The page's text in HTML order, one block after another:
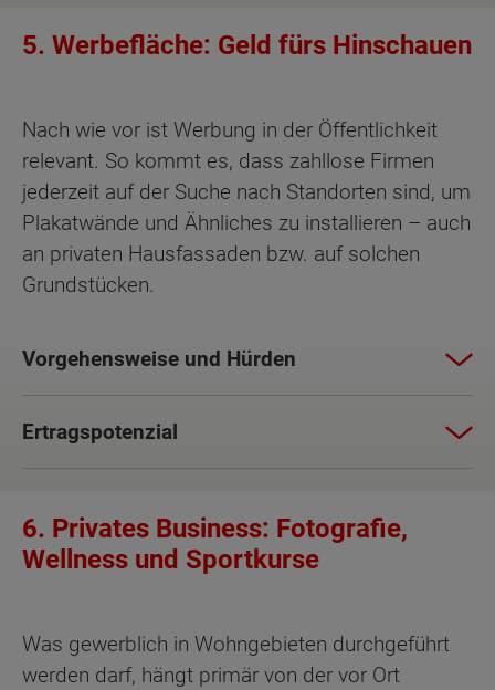
5. Werbefläche: Geld fürs Hinschauen
Nach wie vor ist Werbung in der Öffentlichkeit
relevant. So kommt es, dass zahllose Firmen
jederzeit auf der Suche nach Standorten sind, um
Plakatwände und Ähnliches zu installieren – auch
an privaten Hausfassaden bzw. auf solchen
Grundstücken.
Vorgehensweise und Hürden
Ertragspotenzial
6. Privates Business: Fotografie,
Wellness und Sportkurse
Was gewerblich in Wohngebieten durchgeführt
werden darf, hängt primär von der vor Ort